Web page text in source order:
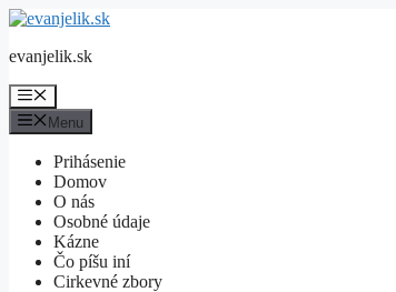
Preskočiť
obsah
evanjelik.sk
Menu
Menu
Prihásenie
Domov
O nás
Osobné údaje
Kázne
Čo píšu iní
Cirkevné zbory